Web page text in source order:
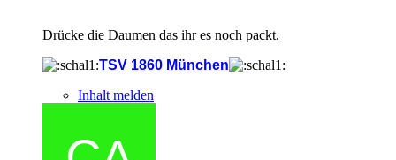
Drücke die Daumen das ihr es noch packt.
TSV 1860 München
Inhalt melden